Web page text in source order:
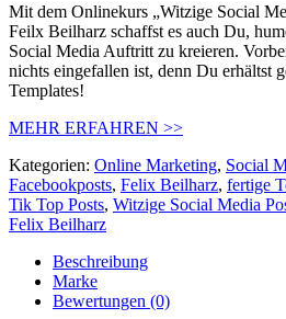
Mit dem Onlinekurs „Witzige Social
Feilx Beilharz schaffst es auch Du,
Social Media Auftritt zu kreieren.
nichts eingefallen ist, denn Du erhältst
Templates!
MEHR ERFAHREN >>
Kategorien: Online Marketing, Social
Facebookposts, Felix Beilharz, fertige
Tik Top Posts, Witzige Social Media
Felix Beilharz
Beschreibung
Marke
Bewertungen (0)